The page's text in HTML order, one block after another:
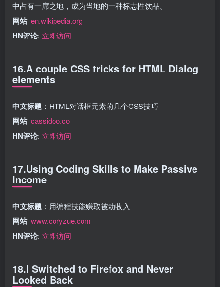
中占有一席之地，成为当地的一种标志性饮品。
网站: en.wikipedia.org
HN评论: 立即访问
16.A couple CSS tricks for HTML Dialog
elements
中文标题 ：HTML对话框元素的几个CSS技巧
网站: cassidoo.co
HN评论: 立即访问
17.Using Coding Skills to Make Passive
Income
中文标题 ：用编程技能赚取被动收入
网站: www.coryzue.com
HN评论: 立即访问
18.I Switched to Firefox and Never
Looked Back